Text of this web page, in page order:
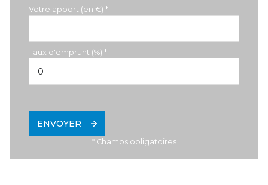
Votre apport (en €) *
Taux d'emprunt (%) *
ENVOYER
* Champs obligatoires